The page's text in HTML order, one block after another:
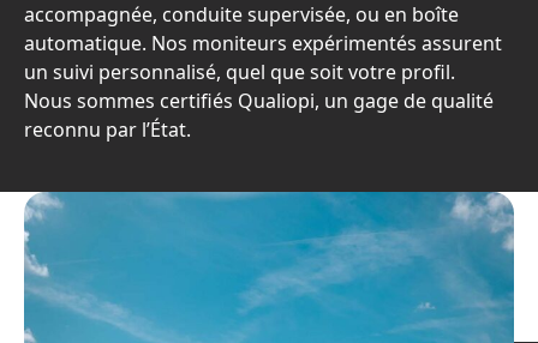
accompagnée, conduite supervisée, ou en boîte
automatique. Nos moniteurs expérimentés assurent
un suivi personnalisé, quel que soit votre profil.
Nous sommes certifiés Qualiopi, un gage de qualité
reconnu par l’État.